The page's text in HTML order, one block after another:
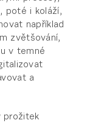
poté i koláží,
například
zvětšování,
v temné
a
prožitek